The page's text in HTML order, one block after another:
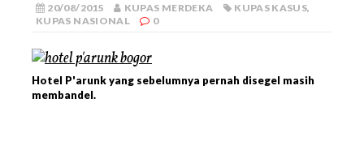
20/08/2015 KUPAS MERDEKA KUPAS KASUS,
KUPAS NASIONAL
0
Hotel P'arunk yang sebelumnya pernah disegel masih
membandel.